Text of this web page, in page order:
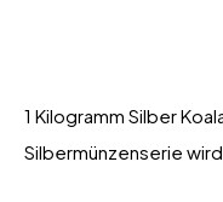
1 Kilogramm Silber
Silbermünzenserie